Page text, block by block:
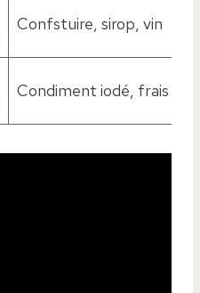
Confstuire, sirop, vin
Condiment iodé, frais